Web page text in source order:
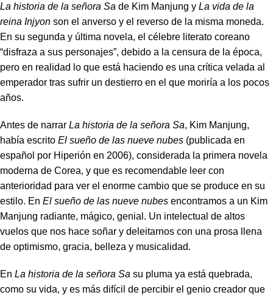
La historia de la señora Sa de Kim Manjung y La vida de la
reina Injyon son el anverso y el reverso de la misma moneda.
En su segunda y última novela, el célebre literato coreano
“disfraza a sus personajes”, debido a la censura de la época,
pero en realidad lo que está haciendo es una crítica velada al
emperador tras sufrir un destierro en el que moriría a los pocos
años.
Antes de narrar La historia de la señora Sa, Kim Manjung,
había escrito El sueño de las nueve nubes (publicada en
español por Hiperión en 2006), considerada la primera novela
moderna de Corea, y que es recomendable leer con
anterioridad para ver el enorme cambio que se produce en su
estilo. En El sueño de las nueve nubes encontramos a un Kim
Manjung radiante, mágico, genial. Un intelectual de altos
vuelos que nos hace soñar y deleitarnos con una prosa llena
de optimismo, gracia, belleza y musicalidad.
En La historia de la señora Sa su pluma ya está quebrada,
como su vida, y es más difícil de percibir el genio creador que